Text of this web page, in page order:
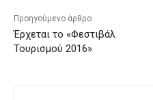
Προηγούμενο άρθρο
Έρχεται το «Φεστιβάλ
Τουρισμού 2016»